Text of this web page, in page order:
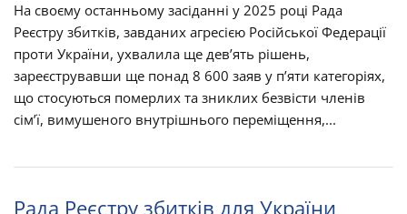
На своєму останньому засіданні у 2025 році Рада
Реєстру збитків, завданих агресією Російської Федерації
проти України, ухвалила ще дев’ять рішень,
зареєструвавши ще понад 8 600 заяв у п’яти категоріях,
що стосуються померлих та зниклих безвісти членів
сім’ї, вимушеного внутрішнього переміщення,...
Рада Реєстру збитків для України